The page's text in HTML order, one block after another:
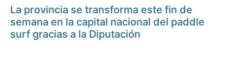
La provincia se transforma este fin de
semana en la capital nacional del paddle
surf gracias a la Diputación